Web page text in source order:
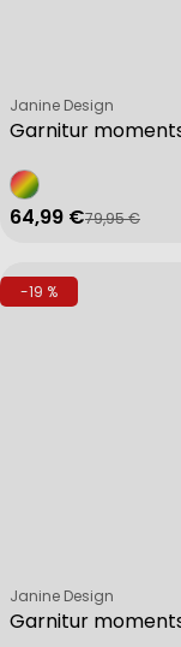
Garnitur
Verkäufer:
Janine Design
Verkaufspreis
64,99 €
Regulärer Preis
79,95 €
-19 %
Garnitur
Verkäufer:
Janine Design